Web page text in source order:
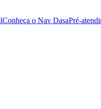
Conheça o Nav DasaPré-